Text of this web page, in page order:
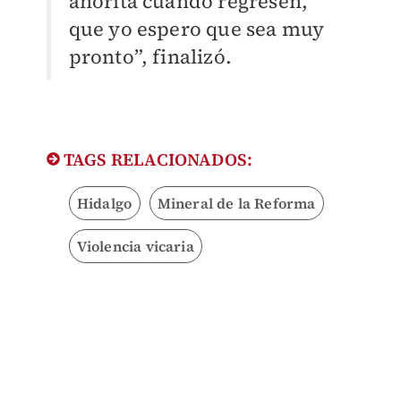
que yo espero que sea muy
pronto”, finalizó.
TAGS RELACIONADOS:
Hidalgo Mineral de la Reforma
Violencia vicaria